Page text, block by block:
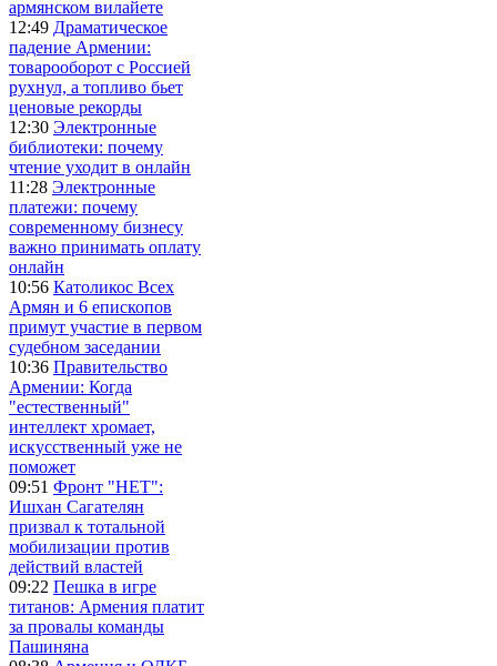
армянском вилайете
12:49 Драматическое
падение Армении:
товарооборот с Россией
рухнул, а топливо бьет
ценовые рекорды
12:30 Электронные
библиотеки: почему
чтение уходит в онлайн
11:28 Электронные
платежи: почему
современному бизнесу
важно принимать оплату
онлайн
10:56 Католикос Всех
Армян и 6 епископов
примут участие в первом
судебном заседании
10:36 Правительство
Армении: Когда
"естественный"
интеллект хромает,
искусственный уже не
поможет
09:51 Фронт "НЕТ":
Ишхан Сагателян
призвал к тотальной
мобилизации против
действий властей
09:22 Пешка в игре
титанов: Армения платит
за провалы команды
Пашиняна